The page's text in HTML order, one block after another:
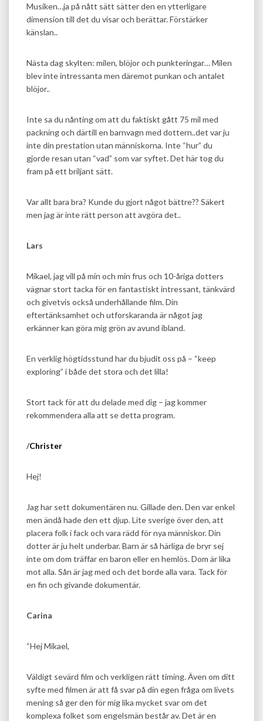
Musiken…ja på nått sätt sätter den en ytterligare
dimension till det du visar och berättar. Förstärker
känslan..
Nästa dag skylten: milen, blöjor och punkteringar… Milen
blev inte intressanta men däremot punkan och antalet
blöjor..
Inte sa du nånting om att du faktiskt gått 75 mil med
packning och därtill en barnvagn med dottern..det var ju
inte din prestation utan människorna. Inte “hur” du
gjorde resan utan “vad” som var syftet. Det här tog du
fram på ett briljant sätt.
Var allt bara bra? Kunde du gjort något bättre?? Säkert
men jag är inte rätt person att avgöra det..
Lars
Mikael, jag vill på min och min frus och 10-åriga dotters
vägnar stort tacka för en fantastiskt intressant, tänkvärd
och givetvis också underhållande film. Din
eftertänksamhet och utforskaranda är något jag
erkänner kan göra mig grön av avund ibland.
En verklig högtidsstund har du bjudit oss på – “keep
exploring” i både det stora och det lilla!
Stort tack för att du delade med dig – jag kommer
rekommendera alla att se detta program.
/Christer
Hej!
Jag har sett dokumentären nu. Gillade den. Den var enkel
men ändå hade den ett djup. Lite sverige över den, att
placera folk i fack och vara rädd för nya människor. Din
dotter är ju helt underbar. Barn är så härliga de bryr sej
inte om dom träffar en baron eller en hemlös. Dom är lika
mot alla. Sån är jag med och det borde alla vara. Tack för
en fin och givande dokumentär.
Carina
“Hej Mikael,
Väldigt sevärd film och verkligen rätt timing. Även om ditt
syfte med filmen är att få svar på din egen fråga om livets
mening så ger den för mig lika mycket svar om det
komplexa folket som engelsmän består av. Det är en